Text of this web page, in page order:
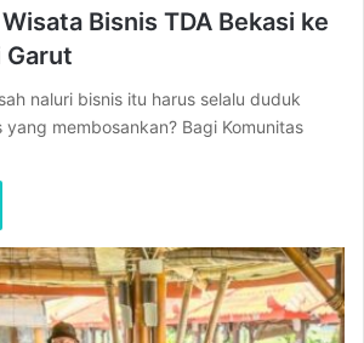
Bisnis TDA Bekasi ke
Garut
naluri bisnis itu harus selalu duduk
yang membosankan? Bagi Komunitas